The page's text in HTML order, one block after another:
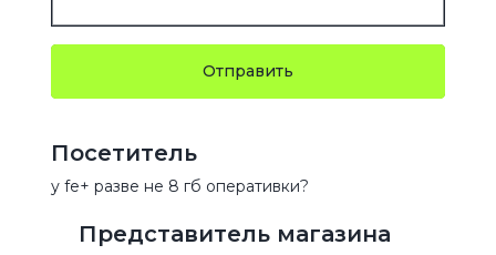
Отправить
Посетитель
у fe+ разве не 8 гб оперативки?
Представитель магазина